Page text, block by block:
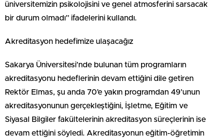
üniversitemizin psikolojisini ve genel atmosferini sarsacak
bir durum olmadı” ifadelerini kullandı.
Akreditasyon hedefimize ulaşacağız
Sakarya Üniversitesi’nde bulunan tüm programların
akreditasyonu hedeflerinin devam ettiğini dile getiren
Rektör Elmas, şu anda 70’e yakın programdan 49’unun
akreditasyonunun gerçekleştiğini, İşletme, Eğitim ve
Siyasal Bilgiler fakültelerinin akreditasyon süreçlerinin ise
devam ettiğini söyledi. Akreditasyonun eğitim-öğretimin